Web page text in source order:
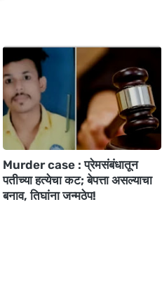
Murder case : प्रेमसंबंधातून
पतीच्या हत्येचा कट; बेपत्ता असल्याचा
बनाव, तिघांना जन्मठेप!